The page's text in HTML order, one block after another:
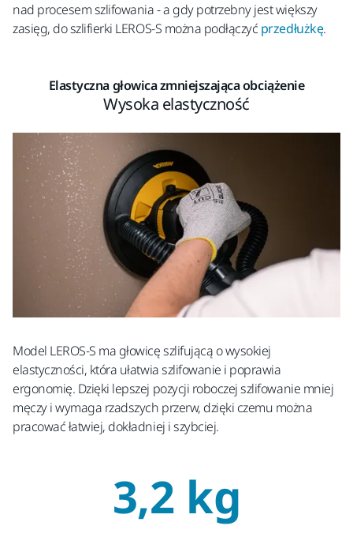
nad procesem szlifowania - a gdy potrzebny jest większy
zasięg, do szlifierki LEROS-S można podłączyć przedłużkę.
Elastyczna głowica zmniejszająca obciążenie
Wysoka elastyczność
Model LEROS-S ma głowicę szlifującą o wysokiej
elastyczności, która ułatwia szlifowanie i poprawia
ergonomię. Dzięki lepszej pozycji roboczej szlifowanie mniej
męczy i wymaga rzadszych przerw, dzięki czemu można
pracować łatwiej, dokładniej i szybciej.
3,2 kg